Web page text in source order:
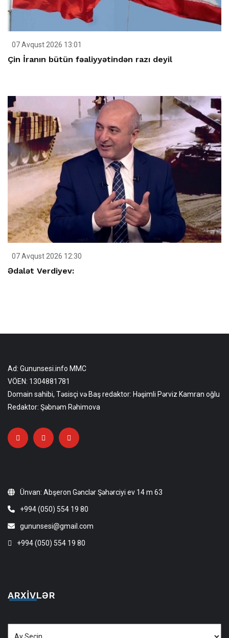
07 Avqust 2026 13:01
Çin İranın bütün fəaliyyətindən razı deyil
07 Avqust 2026 12:30
Ədalət Verdiyev:
Ad: Gununsesi.info MMC
VÖEN: 1304881781
Domain sahibi, Təsisçi və Baş redaktor: Həşimli Pərviz Kamran oğlu
Redaktor: Şəbnəm Rəhimova
Ünvan: Abşeron Gənclər Şəhərciyi ev 14 m 63
+994 (050) 554 19 80
gununsesi@gmail.com
+994 (050) 554 19 80
ARXIVLƏR
Arxivlər